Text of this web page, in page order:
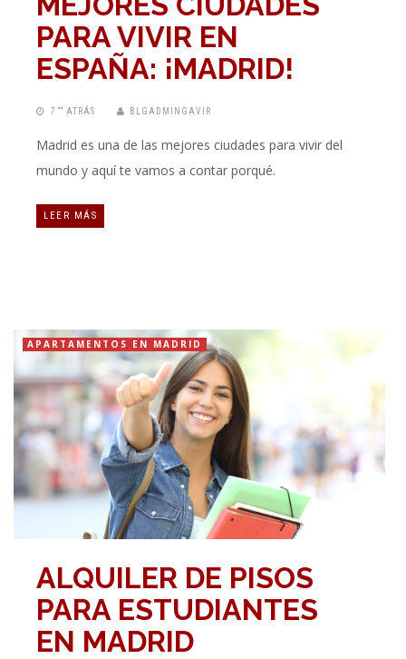
PARA VIVIR EN
ESPAÑA: ¡MADRID!
7 “” ATRÁS BLGADMINGAVIR
Madrid es una de las mejores ciudades para vivir del
mundo y aquí te vamos a contar porqué.
LEER MÁS
APARTAMENTOS EN MADRID
ALQUILER DE PISOS
PARA ESTUDIANTES
EN MADRID